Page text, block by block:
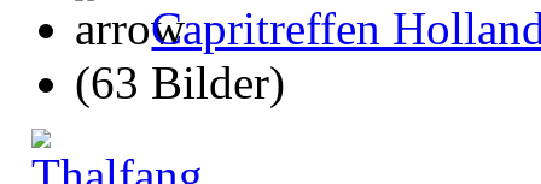
Capritreffen
(63 Bilder)